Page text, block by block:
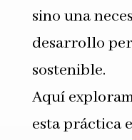
sino una
desarrollo
sostenible.
Aquí
esta práctica